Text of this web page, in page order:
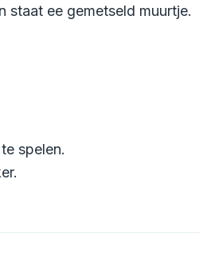
staat ee gemetseld muurtje.
spelen.